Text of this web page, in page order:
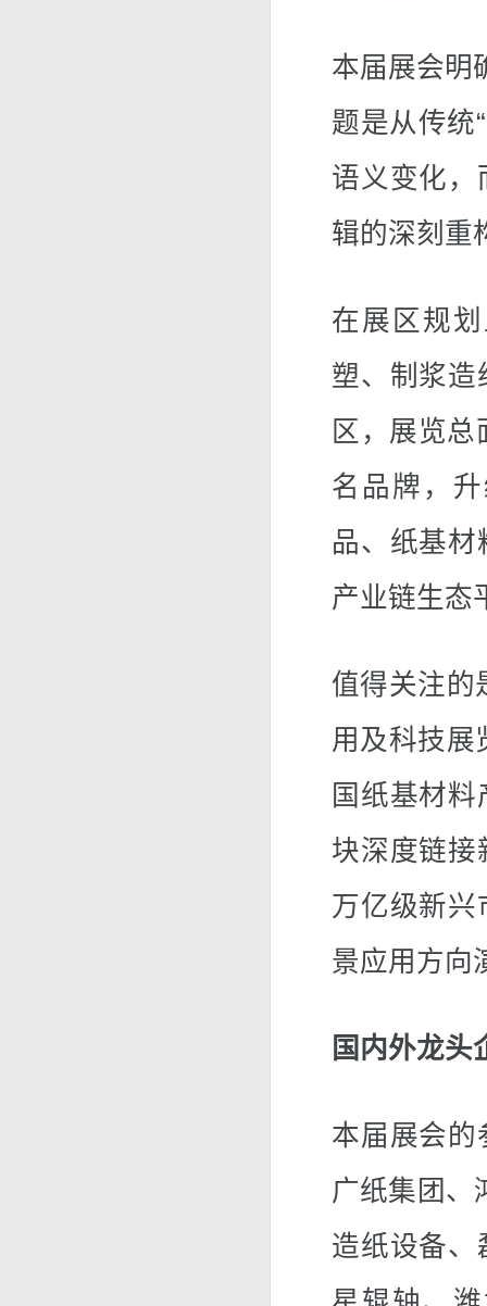
本届展会明
题是从传统
语义变化，
辑的深刻重
在展区规
塑、制浆造
区，展览
名品牌，
品、纸基
产业链生态
值得关注的
用及科技展
国纸基材
块深度链接
万亿级新兴
景应用方向
国内外龙头
本届展会的
广纸集团、
造纸设备、